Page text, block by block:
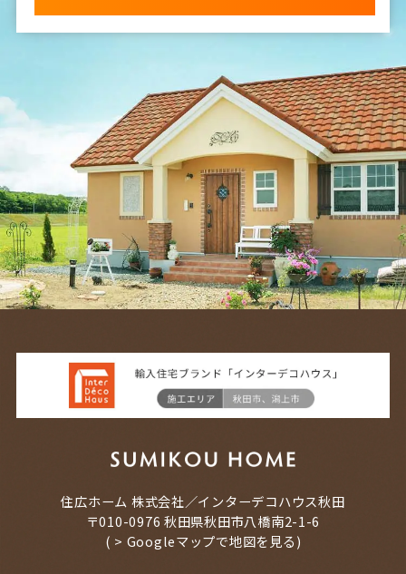
住広ホーム 株式会社／インターデコハウス秋田
〒010-0976 秋田県秋田市八橋南2-1-6
( > Googleマップで地図を見る)